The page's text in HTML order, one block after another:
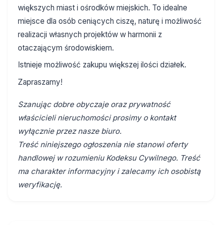
większych miast i ośrodków miejskich. To idealne
miejsce dla osób ceniących ciszę, naturę i możliwość
realizacji własnych projektów w harmonii z
otaczającym środowiskiem.
Istnieje możliwość zakupu większej ilości działek.
Zapraszamy!
Szanując dobre obyczaje oraz prywatność
właścicieli nieruchomości prosimy o kontakt
wyłącznie przez nasze biuro.
Treść niniejszego ogłoszenia nie stanowi oferty
handlowej w rozumieniu Kodeksu Cywilnego. Treść
ma charakter informacyjny i zalecamy ich osobistą
weryfikację.